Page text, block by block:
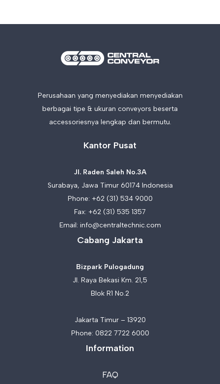
Perusahaan yang menyediakan menyediakan
berbagai tipe & ukuran conveyors beserta
accessoriesnya lengkap dan bermutu.
Kantor Pusat
Jl. Raden Saleh No.3A
Surabaya, Jawa Timur 60174 Indonesia
Phone: +62 (31) 534 9000
Fax: +62 (31) 535 1357
Email: info@centraltechnic.com
Cabang Jakarta
Bizpark Pulogadung
Jl. Raya Bekasi Km. 21,5
Blok R1 No.2
Jakarta Timur – 13920
Phone: 0822 7722 6000
Information
FAQ